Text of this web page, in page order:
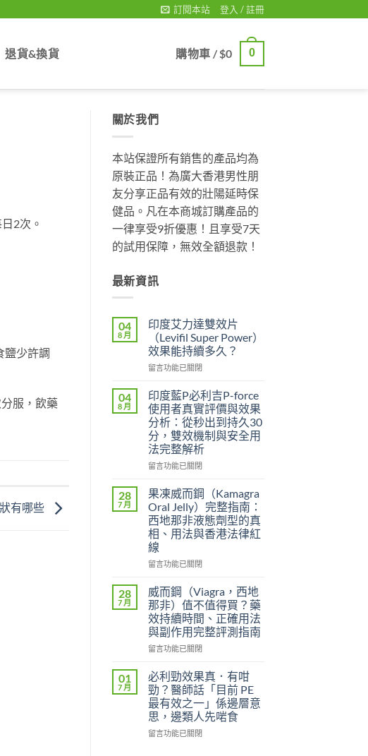
訂閱本站 登入 / 註冊
退貨&換貨 購物車 /$0 0
2次。
鹽少許調
服，飲藥
有哪些
關於我們
本站保證所有銷售的產品均為
原裝正品！為廣大香港男性朋
友分享正品有效的壯陽延時保
健品。凡在本商城訂購產品的
一律享受9折優惠！且享受7天
的試用保障，無效全額退款！
最新資訊
04
8 月
印度艾力達雙效片
（Levifil Super Power）
效果能持續多久？
在
度
艾
力
達
雙
效
片
Super
Power）
效
果
能
持
續
中
留言功能已關閉
04
8 月
印度藍P必利吉P-force
使用者真實評價與效果
分析：從秒出到持久30
分，雙效機制與安全用
法完整解析
在
度
藍
P
必
利
吉
P-
用
者
真
實
評
與
效
果
分
析：
從
留言功能已關閉
28
7 月
果凍威而鋼（Kamagra
Oral Jelly）完整指南：
西地那非液態劑型的真
相、用法與香港法律紅
線
在
凍
威
而
鋼
（Kamagra
Oral
完
整
指
南：
西
地
留言功能已關閉
28
7 月
威而鋼（Viagra，西地
那非）值不值得買？藥
效持續時間、正確用法
與副作用完整評測指南
在
而
鋼
（Viagra，
西
地
那
留言功能已關閉
01
7 月
必利勁效果真．有咁
勁？醫師話「目前 PE
最有效之一」係邊層意
思，邊類人先啱食
在
留言功能已關閉